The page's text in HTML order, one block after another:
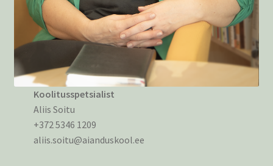
Koolitusspetsialist
Aliis Soitu
+372 5346 1209
aliis.soitu@aianduskool.ee